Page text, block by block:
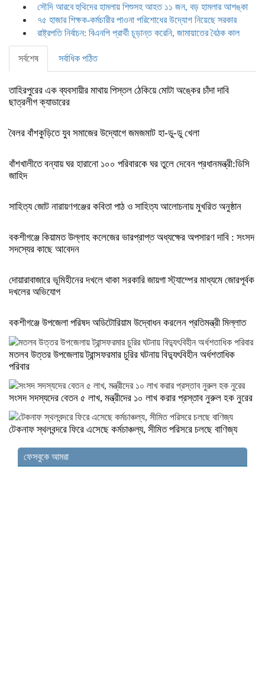
সৌদি আরবে হুথিদের হামলায় শিশুসহ আহত ১১ জন, বড় হামলার আশঙ্কা
৭৫ হাজার শিক্ষক-কর্মচারীর পাওনা পরিশোধের উদ্যোগ নিয়েছে সরকার
রাষ্ট্রপতি নির্বাচন: বিএনপি প্রার্থী চূড়ান্ত করেনি, জামায়াতের বৈঠক কাল
সর্বশেষ সর্বাধিক পঠিত
তাহিরপুরের এক ব্যবসায়ীর মাথায় পিস্তল ঠেকিয়ে মোটা অঙ্কের চাঁদা দাবি
ছাত্রলীগ ক্যাডারের
বৈলর বাঁশকুড়িতে যুব সমাজের উদ্যোগে জমজমাট হা-ডু-ডু খেলা
বাঁশখালীতে বন্যায় ঘর হারানো ১০০ পরিবারকে ঘর তুলে দেবেন প্রধানমন্ত্রী:ডিসি
জাহিদ
সাহিত্য জোট নারায়ণগঞ্জের কবিতা পাঠ ও সাহিত্য আলোচনায় মুখরিত অনুষ্ঠান
বকশীগঞ্জে কিয়ামত উল্লাহ কলেজের ভারপ্রাপ্ত অধ্যক্ষের অপসারণ দাবি : সংসদ
সদস্যের কাছে আবেদন
দোয়ারাবাজারে ভূমিহীনের দখলে থাকা সরকারি জায়গা স্ট্যাম্পের মাধ্যমে জোরপূর্বক
দখলের অভিযোগ
বকশীগঞ্জে উপজেলা পরিষদ অডিটোরিয়াম উদ্বোধন করলেন প্রতিমন্ত্রী মিল্লাত
মতলব উত্তর উপজেলায় ট্রান্সফরমার চুরির ঘটনায় বিদ্যুৎবিহীন অর্ধশতাধিক
পরিবার
সংসদ সদস্যদের বেতন ৫ লাখ, মন্ত্রীদের ১০ লাখ করার প্রস্তাব নুরুল হক নুরের
টেকনাফ স্থলবন্দরে ফিরে এসেছে কর্মচাঞ্চল্য, সীমিত পরিসরে চলছে বাণিজ্য
ফেসবুকে আমরা